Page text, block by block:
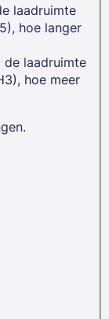
laadruimte
hoe langer
de laadruimte
hoe meer